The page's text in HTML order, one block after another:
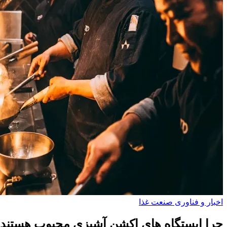
اخبار و فناوری‌ صنعت غذا
چرا ایستگاه های اکشن آشپزی محبوب